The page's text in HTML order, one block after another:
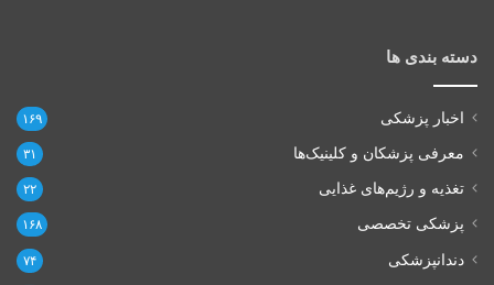
دسته بندی ها
اخبار پزشکی ۱۶۹
معرفی پزشکان و کلینیک‌ها ۳۱
تغذیه و رژیم‌های غذایی ۲۲
پزشکی تخصصی ۱۶۸
دندانپزشکی ۷۴